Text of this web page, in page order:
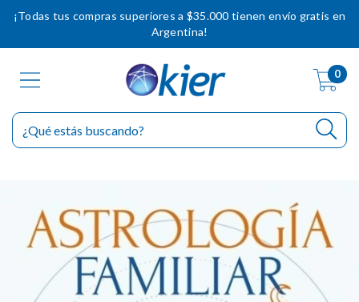
¡Todas tus compras superiores a $35.000 tienen envío gratis en
Argentina!
0